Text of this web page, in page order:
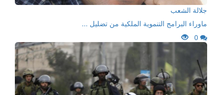
جلالة الشعب
ماوراء البرامج التنموية الملكية من تضليل ...
0